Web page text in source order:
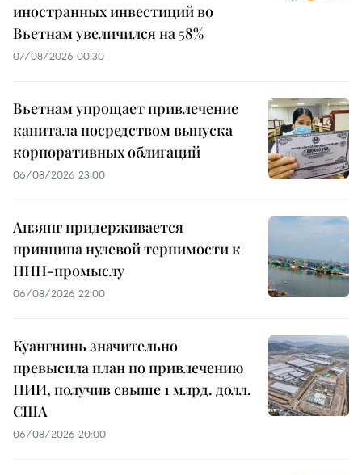
иностранных инвестиций во
Вьетнам увеличился на 58%
07/08/2026 00:30
Вьетнам упрощает привлечение
капитала посредством выпуска
корпоративных облигаций
06/08/2026 23:00
Анзянг придерживается
принципа нулевой терпимости к
ННН-промыслу
06/08/2026 22:00
Куангнинь значительно
превысила план по привлечению
ПИИ, получив свыше 1 млрд. долл.
США
06/08/2026 20:00